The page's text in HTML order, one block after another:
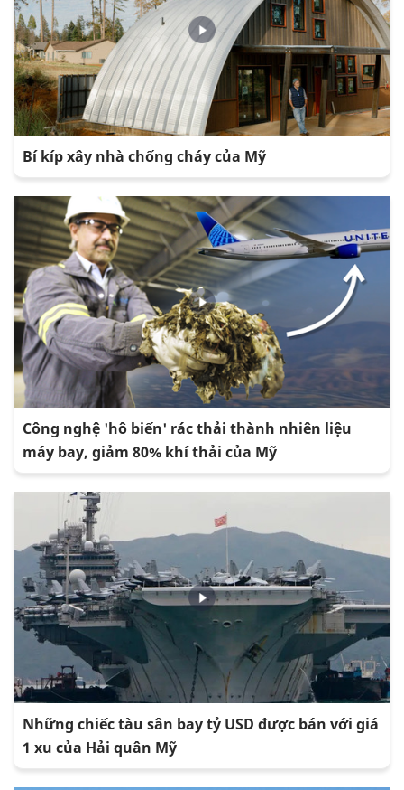
Bí kíp xây nhà chống cháy của Mỹ
Công nghệ 'hô biến' rác thải thành nhiên liệu
máy bay, giảm 80% khí thải của Mỹ
Những chiếc tàu sân bay tỷ USD được bán với giá
1 xu của Hải quân Mỹ